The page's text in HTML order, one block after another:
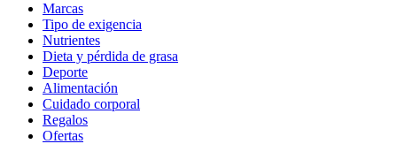
Marcas
Tipo de exigencia
Nutrientes
Dieta y pérdida de grasa
Deporte
Alimentación
Cuidado corporal
Regalos
Ofertas